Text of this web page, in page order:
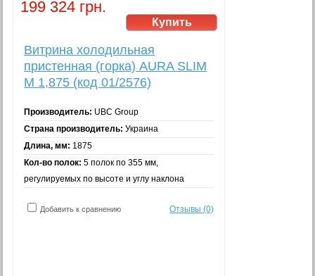
199 324 грн.
Витрина холодильная
пристенная (горка) AURA SLIM
M 1,875 (код 01/2576)
Производитель: UBC Group
Страна производитель: Украина
Длина, мм: 1875
Кол-во полок: 5 полок по 355 мм,
регулируемых по высоте и углу наклона
Добавить к сравнению Отзывы (0)